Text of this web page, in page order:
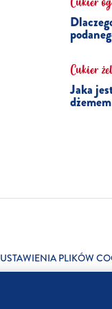
Cukier
Jaka
USTAWIENIA PLIKÓW